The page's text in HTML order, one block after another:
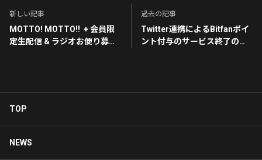
新しい記事
MOTTO! MOTTO!! + 会員限
定生配信 & ラジオお便り募
過去の記事
Twitter連携によるBitfanポイ
ント付与のサービス終了のお
TOP
NEWS